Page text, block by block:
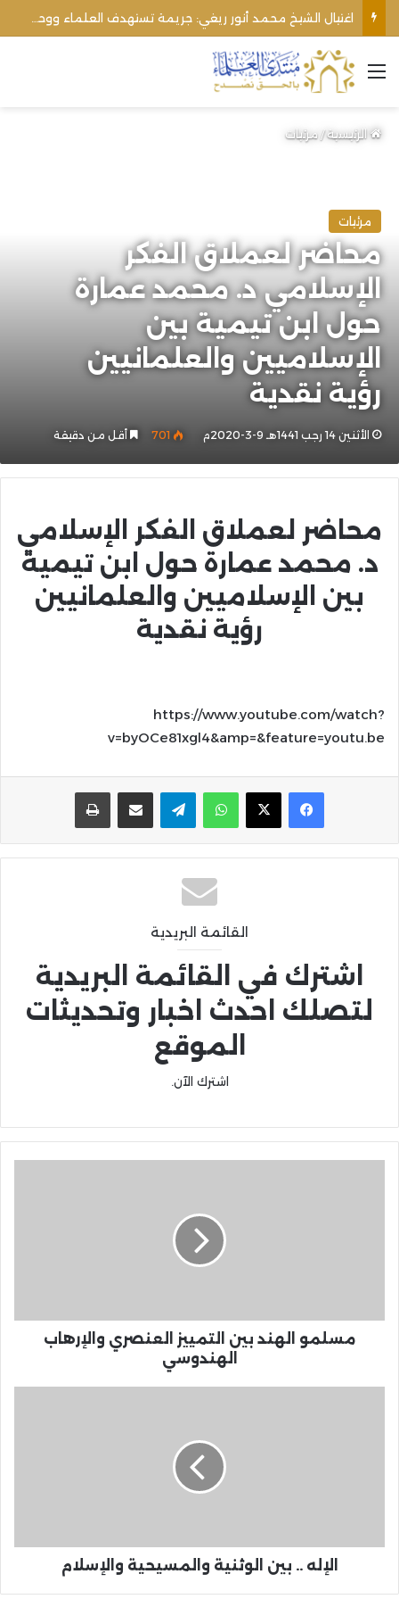
القائمة
الرئيسية/مرئيات
مرئيات
محاضر لعملاق الفكر
الإسلامي د. محمد عمارة
حول ابن تيمية بين
الإسلاميين والعلمانيين
رؤية نقدية
الأثنين 14 رجب 1441هـ 9-3-2020م 701 أقل من دقيقة
محاضر لعملاق الفكر الإسلامي
د. محمد عمارة حول ابن تيمية
بين الإسلاميين والعلمانيين
رؤية نقدية
https://www.youtube.com/watch?
v=byOCe81xgl4&amp=&feature=youtu.be
واتساب تيلقرام مشاركة عبر البريد
القائمة البريدية
اشترك في القائمة البريدية
لتصلك احدث اخبار وتحديثات
الموقع
اشترك الآن.
مسلمو الهند بين التمييز العنصري والإرهاب
الهندوسي
الإله .. بين الوثنية والمسيحية والإسلام